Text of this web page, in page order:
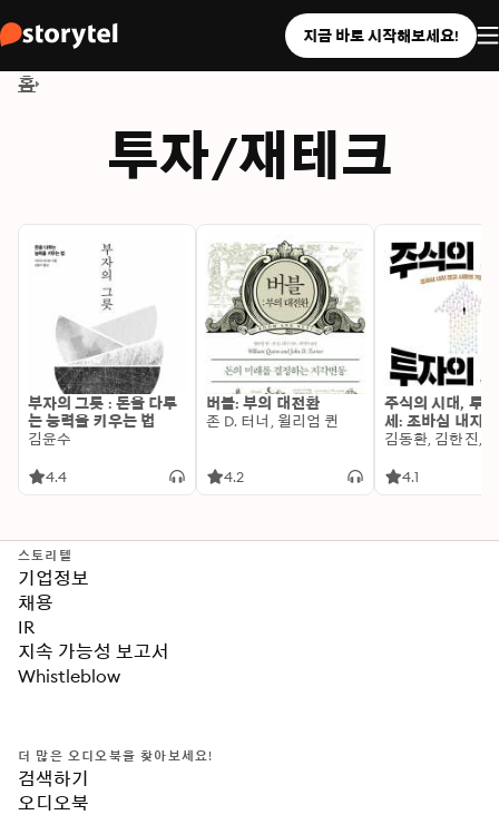
지금 바로 시작해보세요!
홈
투자/재테크
부자의 그릇 : 돈을 다루
는 능력을 키우는 법
김윤수
4.4
버블: 부의 대전환
존 D. 터너, 윌리엄 퀸
4.2
주식의 시대, 투
세: 조바심 내지
장의 기회를 잡는
기회를 잡는 법
김동환, 김한진,
4.1
스토리텔
기업정보
채용
IR
지속 가능성 보고서
Whistleblow
더 많은 오디오북을 찾아보세요!
검색하기
오디오북